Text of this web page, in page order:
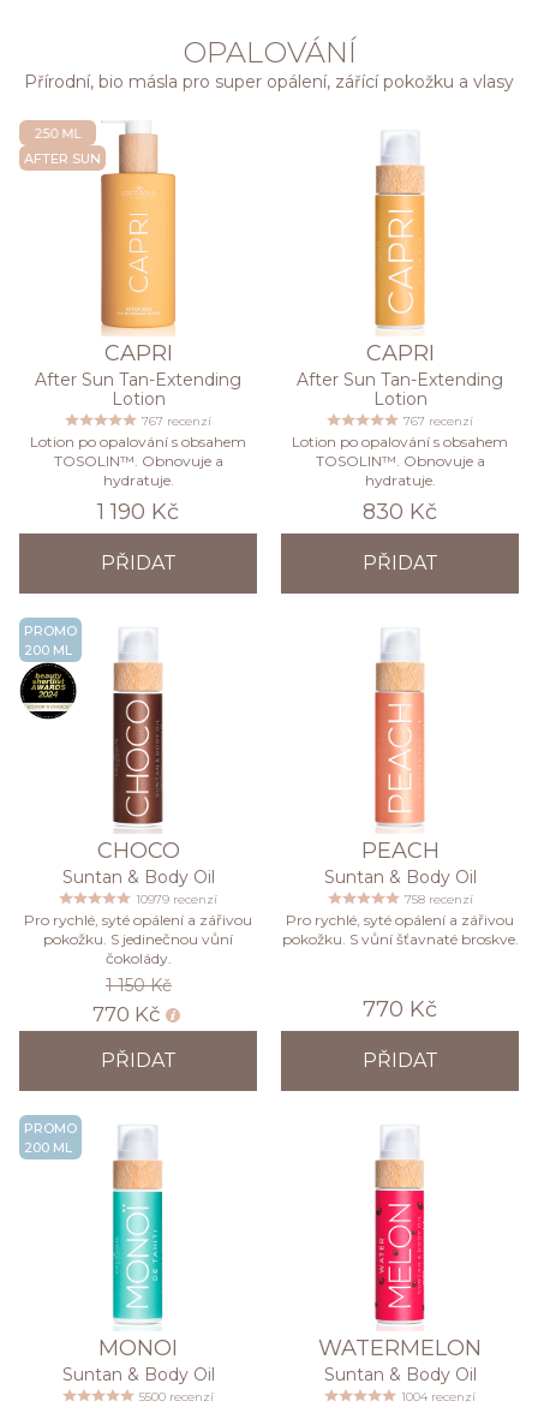
OPALOVÁNÍ
Přírodní, bio másla pro super opálení, zářící pokožku a vlasy
NEW SIZE
AFTER SUN
CAPRI
After Sun Tan-Extending
Lotion
767 recenzí
Lotion po opalování s obsahem
TOSOLIN™. Obnovuje a
hydratuje.
1 190 Kč
PŘIDAT
CAPRI
After Sun Tan-Extending
Lotion
767 recenzí
Lotion po opalování s obsahem
TOSOLIN™. Obnovuje a
hydratuje.
830 Kč
PŘIDAT
PROMO
200 ML
CHOCO
Suntan & Body Oil
10979 recenzí
Pro rychlé, syté opálení a zářivou
pokožku. S jedinečnou vůní
čokolády.
1 150 Kč
770 Kč
PŘIDAT
PEACH
Suntan & Body Oil
758 recenzí
Pro rychlé, syté opálení a zářivou
pokožku. S vůní šťavnaté broskve.
770 Kč
PŘIDAT
PROMO
200 ML
MONOI
Suntan & Body Oil
5500 recenzí
WATERMELON
Suntan & Body Oil
1004 recenzí